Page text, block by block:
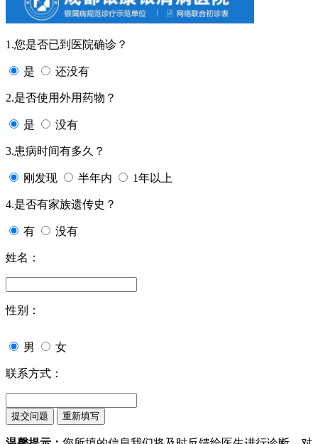
1.您是否已到医院确诊？
是 还没有
2.是否使用外用药物？
是 没有
3.患病时间有多久？
刚发现 半年内 1年以上
4.是否有家族遗传史？
有 没有
姓名：
性别：
男 女
联系方式：